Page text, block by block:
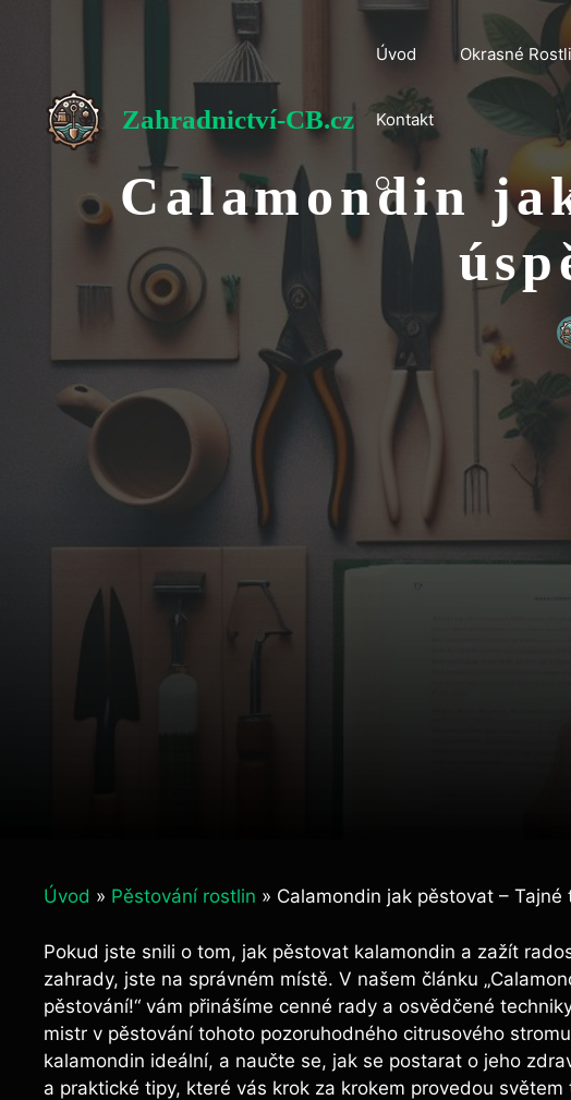
Zahradnictví-CB.cz
Úvod Okrasné
Kontakt
Calamondin
Úvod » Pěstování rostlin » Calamondin jak pěstovat –
Pokud jste snili o tom, jak pěstovat kalamondin a zažít
zahrady, jste na správném místě. V našem článku
pěstování!“ vám přinášíme cenné rady a osvědčené
mistr v pěstování tohoto pozoruhodného citrusového
kalamondin ideální, a naučte se, jak se postarat o jeho
a praktické tipy, které vás krok za krokem provedou